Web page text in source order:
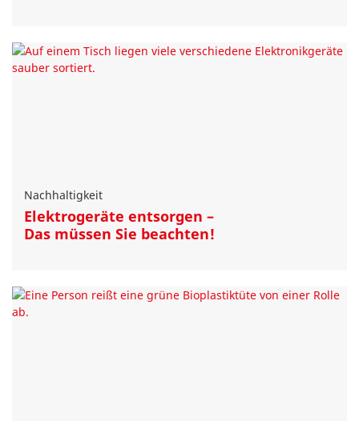
Nachhaltigkeit
Elektrogeräte entsorgen –
Das müssen Sie beachten!